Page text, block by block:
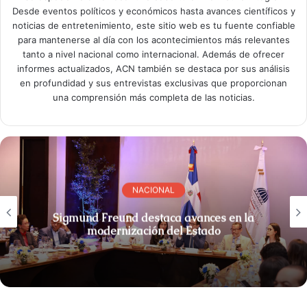
Desde eventos políticos y económicos hasta avances científicos y
noticias de entretenimiento, este sitio web es tu fuente confiable
para mantenerse al día con los acontecimientos más relevantes
tanto a nivel nacional como internacional. Además de ofrecer
informes actualizados, ACN también se destaca por sus análisis
en profundidad y sus entrevistas exclusivas que proporcionan
una comprensión más completa de las noticias.
NACIONAL
Sigmund Freund destaca avances en la
modernización del Estado